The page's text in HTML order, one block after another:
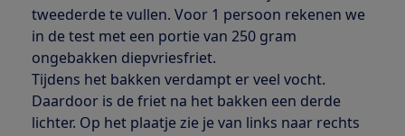
tweederde te vullen. Voor 1 persoon rekenen we
in de test met een portie van 250 gram
ongebakken diepvriesfriet.
Tijdens het bakken verdampt er veel vocht.
Daardoor is de friet na het bakken een derde
lichter. Op het plaatje zie je van links naar rechts